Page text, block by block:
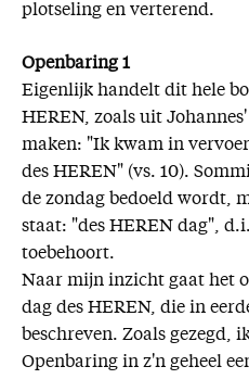
plotseling en verterend.
Openbaring 1
Eigenlijk handelt dit hele
HEREN, zoals uit
maken: "Ik kwam in
des HEREN" (vs. 10).
de zondag bedoeld wordt,
staat: "des HEREN dag",
toebehoort.
Naar mijn inzicht gaat het
dag des HEREN, die in
beschreven. Zoals gezegd,
Openbaring in z'n geheel